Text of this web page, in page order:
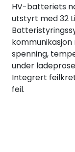
HV-batteriets
utstyrt med 32
spenning,
under
Integrert
feil.
Tilbehør
Kampanjer
Outlet